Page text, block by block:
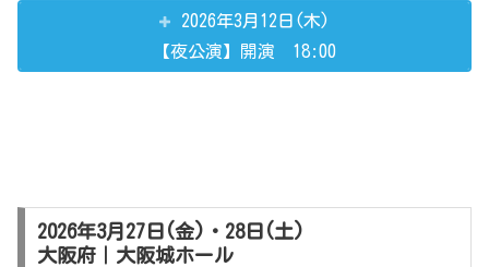
2026年3月12日(木)
【夜公演】開演 18:00
2026年3月27日(金)・28日(土)
大阪府｜大阪城ホール